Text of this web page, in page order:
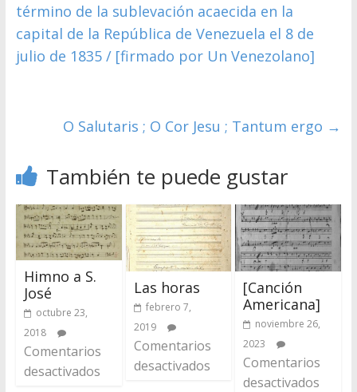
término de la sublevación acaecida en la
capital de la República de Venezuela el 8 de
julio de 1835 / [firmado por Un Venezolano]
O Salutaris ; O Cor Jesu ; Tantum ergo →
También te puede gustar
Himno a S.
José
octubre 23,
2018
Comentarios
desactivados
Las horas
febrero 7,
2019
Comentarios
desactivados
[Canción
Americana]
noviembre 26,
2023
Comentarios
desactivados